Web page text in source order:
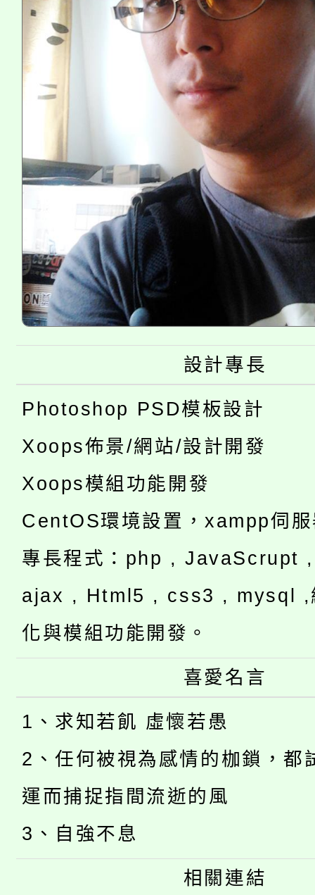
設計專長
Photoshop PSD模板設計
Xoops佈景/網站/設計開發
Xoops模組功能開發
CentOS環境設置，xampp伺
專長程式：php , JavaScrupt
ajax , Html5 , css3 , mysql ,
化與模組功能開發。
喜愛名言
1、求知若飢 虛懷若愚
2、任何被視為感情的枷鎖，都
運而捕捉指間流逝的風
3、自強不息
相關連結